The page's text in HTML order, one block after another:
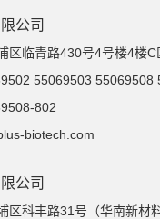
公司
区临青路430号4号楼4楼C
55069503 55069508
802
biotech.com
公司
区科丰路31号（华南新材